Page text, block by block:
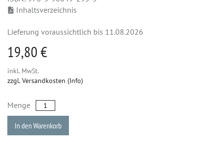
Inhaltsverzeichnis
Lieferung voraussichtlich bis 11.08.2026
19,80 €
inkl. MwSt.
zzgl. Versandkosten (Info)
Menge
In den Warenkorb